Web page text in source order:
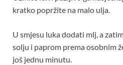
kratko popržite na malo ulja.
U smjesu luka dodati mlj, a
solju i paprom prema osobnim
još jednu minutu.